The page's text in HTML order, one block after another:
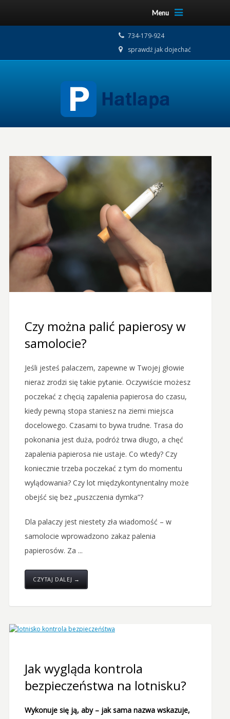
Menu
734-179-924
sprawdź jak dojechać
Czy można palić papierosy w
samolocie?
Jeśli jesteś palaczem, zapewne w Twojej głowie
nieraz zrodzi się takie pytanie. Oczywiście możesz
poczekać z chęcią zapalenia papierosa do czasu,
kiedy pewną stopa staniesz na ziemi miejsca
docelowego. Czasami to bywa trudne. Trasa do
pokonania jest duża, podróż trwa długo, a chęć
zapalenia papierosa nie ustaje. Co wtedy? Czy
koniecznie trzeba poczekać z tym do momentu
wylądowania? Czy lot międzykontynentalny może
obejść się bez „puszczenia dymka”?
Dla palaczy jest niestety zła wiadomość – w
samolocie wprowadzono zakaz palenia
papierosów. Za ...
CZYTAJ DALEJ →
Jak wygląda kontrola
bezpieczeństwa na lotnisku?
Wykonuje się ją, aby – jak sama nazwa wskazuje,